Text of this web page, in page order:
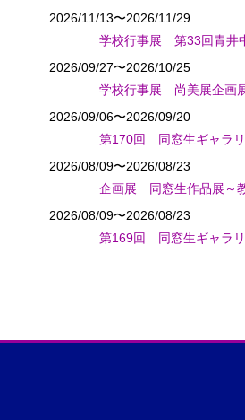
2026/11/13〜2026/11/29
学校行事展 第33回青井
2026/09/27〜2026/10/25
学校行事展 尚美展企画
2026/09/06〜2026/09/20
第170回 同窓生ギャラ
2026/08/09〜2026/08/23
企画展 同窓生作品展～
2026/08/09〜2026/08/23
第169回 同窓生ギャラ